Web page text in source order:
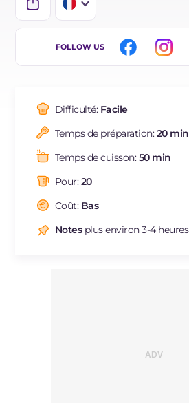
IT
ES
BR
NL
FOLLOW US
Difficulté: Facile
Temps de préparation:20 min
Temps de cuisson:50 min
Pour:20
Coût: Bas
Notesplus environ 3-4